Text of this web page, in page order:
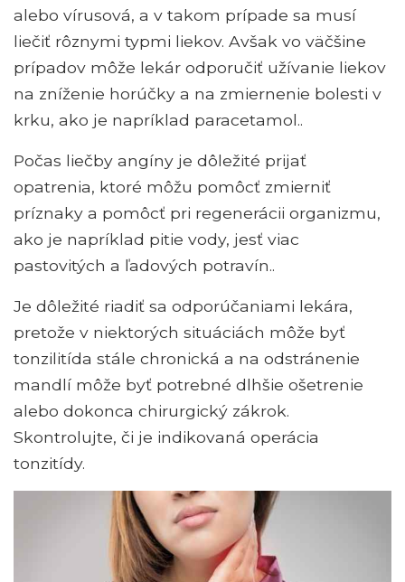
alebo vírusová, a v takom prípade sa musí
liečiť rôznymi typmi liekov. Avšak vo väčšine
prípadov môže lekár odporučiť užívanie liekov
na zníženie horúčky a na zmiernenie bolesti v
krku, ako je napríklad paracetamol..
Počas liečby angíny je dôležité prijať
opatrenia, ktoré môžu pomôcť zmierniť
príznaky a pomôcť pri regenerácii organizmu,
ako je napríklad pitie vody, jesť viac
pastovitých a ľadových potravín..
Je dôležité riadiť sa odporúčaniami lekára,
pretože v niektorých situáciách môže byť
tonzilitída stále chronická a na odstránenie
mandlí môže byť potrebné dlhšie ošetrenie
alebo dokonca chirurgický zákrok.
Skontrolujte, či je indikovaná operácia
tonzitídy.